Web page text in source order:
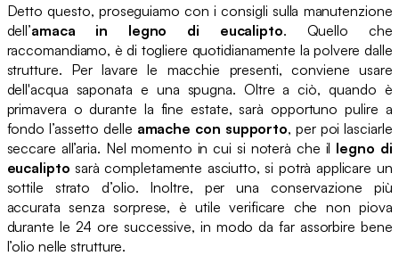
Detto questo, proseguiamo con i consigli sulla manutenzione
dell’amaca in legno di eucalipto. Quello che
raccomandiamo, è di togliere quotidianamente la polvere dalle
strutture. Per lavare le macchie presenti, conviene usare
dell'acqua saponata e una spugna. Oltre a ciò, quando è
primavera o durante la fine estate, sarà opportuno pulire a
fondo l’assetto delle amache con supporto, per poi lasciarle
seccare all’aria. Nel momento in cui si noterà che il legno di
eucalipto sarà completamente asciutto, si potrà applicare un
sottile strato d’olio. Inoltre, per una conservazione più
accurata senza sorprese, è utile verificare che non piova
durante le 24 ore successive, in modo da far assorbire bene
l’olio nelle strutture.